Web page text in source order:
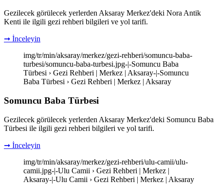
Gezilecek görülecek yerlerden Aksaray Merkez'deki Nora Antik
Kenti ile ilgili gezi rehberi bilgileri ve yol tarifi.
➞ İnceleyin
img/tr/min/aksaray/merkez/gezi-rehberi/somuncu-baba-
turbesi/somuncu-baba-turbesi.jpg-|-Somuncu Baba
Türbesi › Gezi Rehberi | Merkez | Aksaray-|-Somuncu
Baba Türbesi › Gezi Rehberi | Merkez | Aksaray
Somuncu Baba Türbesi
Gezilecek görülecek yerlerden Aksaray Merkez'deki Somuncu Baba
Türbesi ile ilgili gezi rehberi bilgileri ve yol tarifi.
➞ İnceleyin
img/tr/min/aksaray/merkez/gezi-rehberi/ulu-camii/ulu-
camii.jpg-|-Ulu Camii › Gezi Rehberi | Merkez |
Aksaray-|-Ulu Camii › Gezi Rehberi | Merkez | Aksaray